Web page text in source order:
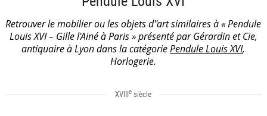
Retrouver le mobilier ou les objets d''art similaires à « Pendule
Louis XVI – Gille l'Ainé à Paris » présenté par Gérardin et Cie,
antiquaire à Lyon dans la catégoriePendule Louis XVI,
Horlogerie.
XVIIIe siècle